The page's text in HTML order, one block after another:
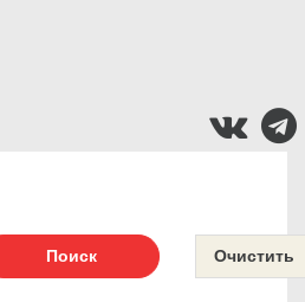
Поиск Очистить